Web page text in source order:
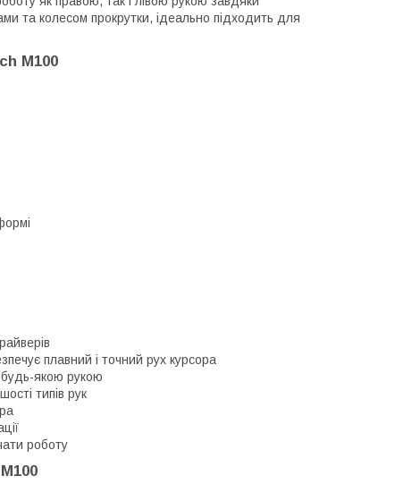
та колесом прокрутки, ідеально підходить для
M100
плавний і точний рух курсора
будь-якою рукою
типів рук
роботу